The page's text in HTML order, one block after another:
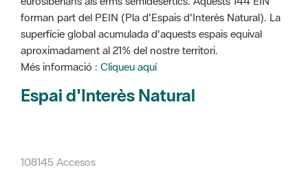
forman part del PEIN (Pla d'Espais d'Interès Natural). La
superfície global acumulada d'aquests espais equival
aproximadament al 21% del nostre territori.
Més informació : Cliqueu aquí
Espai d'Interès Natural
108145 Accesos